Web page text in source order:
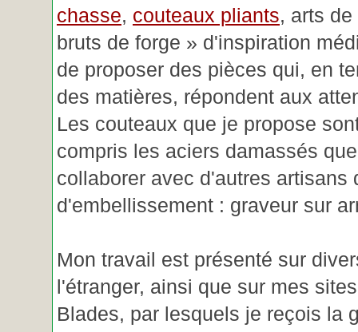
chasse, couteaux pliants, arts
bruts de forge » d'inspiration
de proposer des pièces qui, en
des matières, répondent aux
Les couteaux que je propose
compris les aciers damassés
collaborer avec d'autres artisans
d'embellissement : graveur sur
Mon travail est présenté sur
l'étranger, ainsi que sur mes
Blades, par lesquels je reçois la